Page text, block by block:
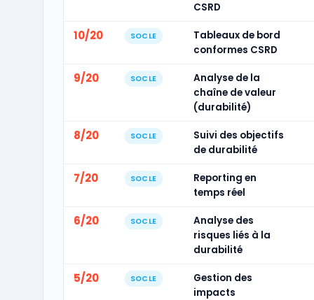
CSRD
10/20 SOCLE
Tableaux de bord
conformes CSRD
9/20 SOCLE
Analyse de la
chaîne de valeur
(durabilité)
8/20 SOCLE
Suivi des objectifs
de durabilité
7/20 SOCLE
Reporting en
temps réel
6/20 SOCLE
Analyse des
risques liés à la
durabilité
5/20 SOCLE
Gestion des
impacts